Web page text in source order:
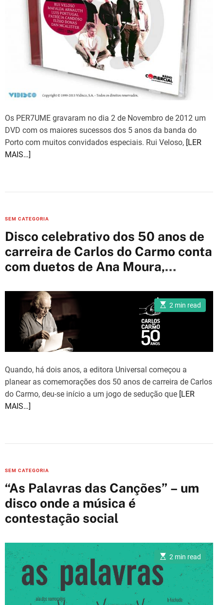
d
Os PER7UME gravaram no dia 2 de Novembro de 2012 um
DVD com os maiores sucessos dos 5 anos da banda do
Porto com muitos convidados especiais. Rui Veloso, [LER
MAIS…]
C
a
t
e
g
r
SEM CATEGORIA
Disco celebrativo dos 50 anos de
carreira de Carlos do Carmo conta
com duetos de Ana Moura,
Rodrigues entre tantos outros
E
s
t
i
m
a
t
e
e
a
d
t
i
2 min read
Quando, há dois anos, a editora Universal começou a
planear as comemorações dos 50 anos de carreira de Carlos
do Carmo, deu-se início a um jogo de sedução que [LER
MAIS…]
C
e
g
r
i
e
SEM CATEGORIA
“As Palavras das Canções” – um
disco onde a música é
contestação social
E
s
t
i
m
2 min read